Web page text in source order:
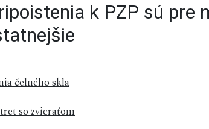
k PZP sú pre
čelného skla
so zvieraťom